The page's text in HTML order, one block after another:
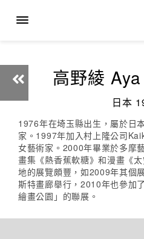
高野綾
日本
1976年在埼玉縣出生，屬於日
家。1997年加入村上隆公司
女藝術家。2000年畢業於多摩
畫集《熱香蕉軟糖》和漫畫《
地的展覽頗豐，如2009年其個
斯特畫廊舉行，2010年也參加
繪畫公園」的聯展。